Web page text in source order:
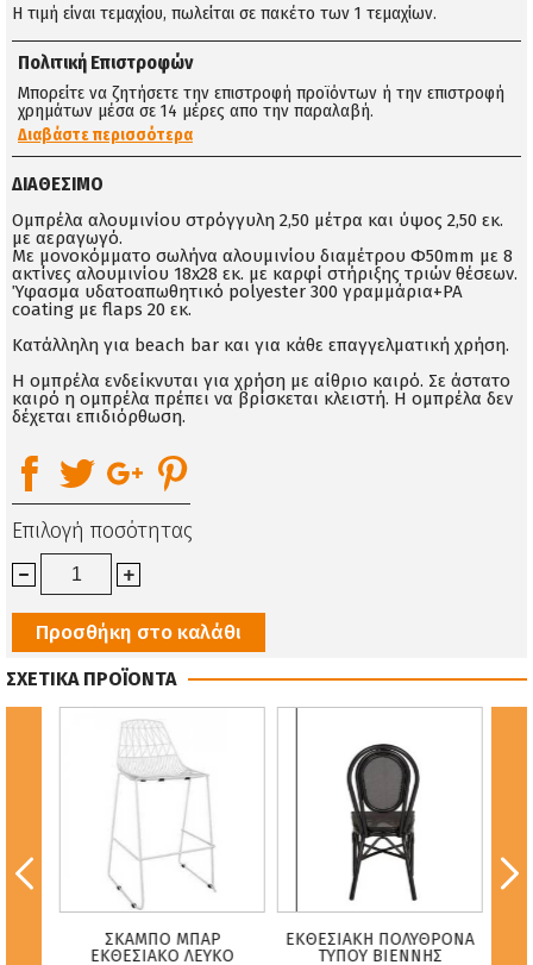
Η τιμή είναι τεμαχίου, πωλείται σε πακέτο των 1 τεμαχίων.
Πολιτική Επιστροφών
Μπορείτε να ζητήσετε την επιστροφή προϊόντων ή την επιστροφή
χρημάτων μέσα σε 14 μέρες απο την παραλαβή.
Διαβάστε περισσότερα
ΔΙΑΘΈΣΙΜΟ
Ομπρέλα αλουμινίου στρόγγυλη 2,50 μέτρα και ύψος 2,50 εκ.
με αεραγωγό.
Με μονοκόμματο σωλήνα αλουμινίου διαμέτρου Φ50mm με 8
ακτίνες αλουμινίου 18x28 εκ. με καρφί στήριξης τριών θέσεων.
Ύφασμα υδατοαπωθητικό polyester 300 γραμμάρια+PA
coating με flaps 20 εκ.
Κατάλληλη για beach bar και για κάθε επαγγελματική χρήση.
Η ομπρέλα ενδείκνυται για χρήση με αίθριο καιρό. Σε άστατο
καιρό η ομπρέλα πρέπει να βρίσκεται κλειστή. Η ομπρέλα δεν
δέχεται επιδιόρθωση.
Επιλογή ποσότητας
Προσθήκη στο καλάθι
ΣΧΕΤΙΚΑ ΠΡΟΪΟΝΤΑ
ΣΚΑΜΠΟ ΜΠΑΡ
ΕΚΘΕΣΙΑΚΟ ΛΕΥΚΟ
ΕΚΘΕΣΙΑΚΗ ΠΟΛΥΘΡΟΝΑ
ΤΥΠΟΥ ΒΙΕΝΝΗΣ